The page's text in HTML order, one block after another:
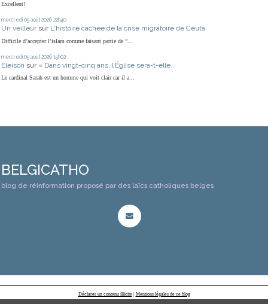
Excellent!
mercredi 05 août 2026 22h40
Un veilleur sur L'histoire cachée de la crise migratoire de Ceuta
Difficile d’accepter l’islam comme faisant partie de ”...
mercredi 05 août 2026 15h02
Eleison sur « Dans vingt-cinq ans, l’Église sera-t-elle...
Le cardinal Sarah est un homme qui voit clair car il a...
BELGICATHO
blog de réinformation proposé par des laïcs catholiques belges
Déclarer un contenu illicite| Mentions légales de ce blog